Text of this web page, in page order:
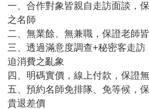
一、合作對象皆親自走訪面談，
之名師
二、無業餘、無兼職，保證老師
三、透過滿意度調查+秘密客走訪
迫消費之亂象
四、明碼實價，線上付款，保證
五、預約名師免排隊、免等候，
貴退差價